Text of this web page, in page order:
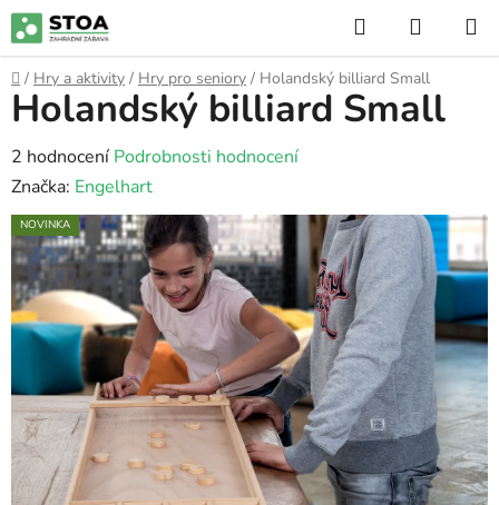
Přejít
na
obsah
Hledat
KOŠÍK
Domů
/ Hry a aktivity / Hry pro seniory / Holandský billiard Small
Holandský billiard Small
Průměrné
hodnocení
produktu
je
5,0
z
5
hvězdiček.
2 hodnocení Podrobnosti hodnocení
Značka: Engelhart
NOVINKA